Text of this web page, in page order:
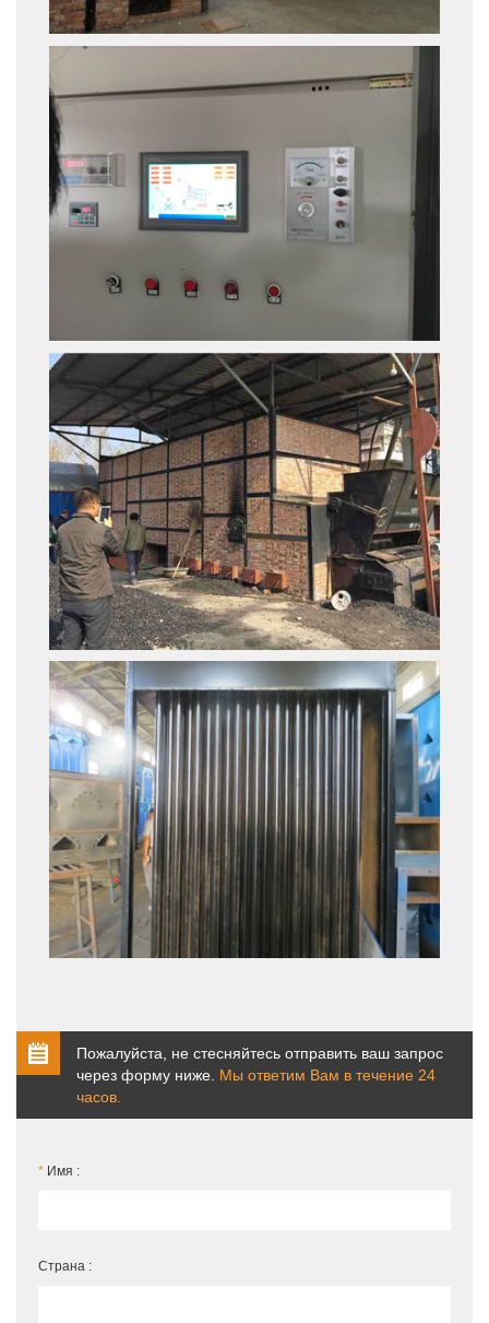
Пожалуйста, не стесняйтесь отправить ваш запрос
через форму ниже. Мы ответим Вам в течение 24
часов.
* Имя :
Страна :